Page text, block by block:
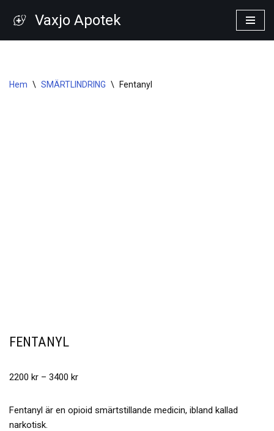
Vaxjo Apotek
Hem \ SMÄRTLINDRING \ Fentanyl
FENTANYL
2200 kr – 3400 kr
Fentanyl är en opioid smärtstillande medicin, ibland kallad
narkotisk.